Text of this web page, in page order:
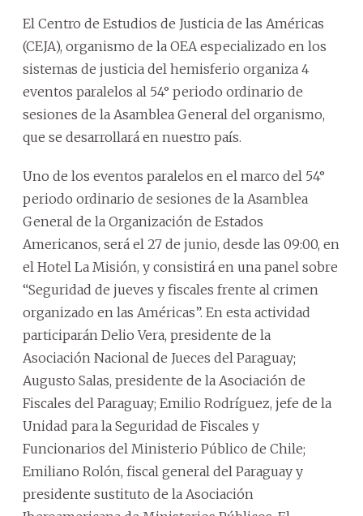
El Centro de Estudios de Justicia de las Américas
(CEJA), organismo de la OEA especializado en los
sistemas de justicia del hemisferio organiza 4
eventos paralelos al 54° periodo ordinario de
sesiones de la Asamblea General del organismo,
que se desarrollará en nuestro país.
Uno de los eventos paralelos en el marco del 54°
periodo ordinario de sesiones de la Asamblea
General de la Organización de Estados
Americanos, será el 27 de junio, desde las 09:00, en
el Hotel La Misión, y consistirá en una panel sobre
“Seguridad de jueves y fiscales frente al crimen
organizado en las Américas”. En esta actividad
participarán Delio Vera, presidente de la
Asociación Nacional de Jueces del Paraguay;
Augusto Salas, presidente de la Asociación de
Fiscales del Paraguay; Emilio Rodríguez, jefe de la
Unidad para la Seguridad de Fiscales y
Funcionarios del Ministerio Público de Chile;
Emiliano Rolón, fiscal general del Paraguay y
presidente sustituto de la Asociación